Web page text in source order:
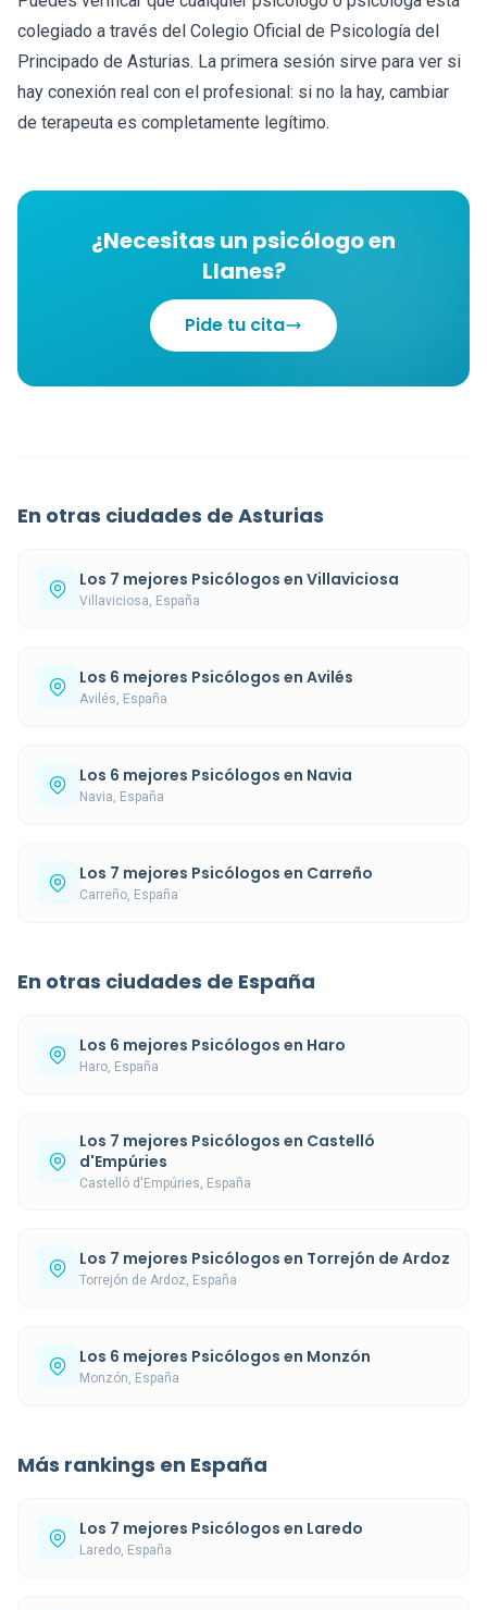
colegiado a través del Colegio Oficial de Psicología del
Principado de Asturias. La primera sesión sirve para ver si
hay conexión real con el profesional: si no la hay, cambiar
de terapeuta es completamente legítimo.
¿Necesitas un psicólogo en
Llanes?
Pide tu cita
En otras ciudades de Asturias
Los 7 mejores Psicólogos en Villaviciosa
Villaviciosa, España
Los 6 mejores Psicólogos en Avilés
Avilés, España
Los 6 mejores Psicólogos en Navia
Navia, España
Los 7 mejores Psicólogos en Carreño
Carreño, España
En otras ciudades de España
Los 6 mejores Psicólogos en Haro
Haro, España
Los 7 mejores Psicólogos en Castelló
d'Empúries
Castelló d'Empúries, España
Los 7 mejores Psicólogos en Torrejón de Ardoz
Torrejón de Ardoz, España
Los 6 mejores Psicólogos en Monzón
Monzón, España
Más rankings en España
Los 7 mejores Psicólogos en Laredo
Laredo, España